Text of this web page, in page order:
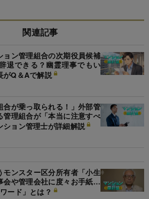
関連記事
ン管理組合の次期役員候補
退できる？幽霊理事でもい
がQ＆Aで解説
合が乗っ取られる！」外部管
管理組合が「本当に注意すべ
ション管理士が詳細解説
モンスター区分所有者「小生
会や管理会社に度々お手紙…
ード」とは？